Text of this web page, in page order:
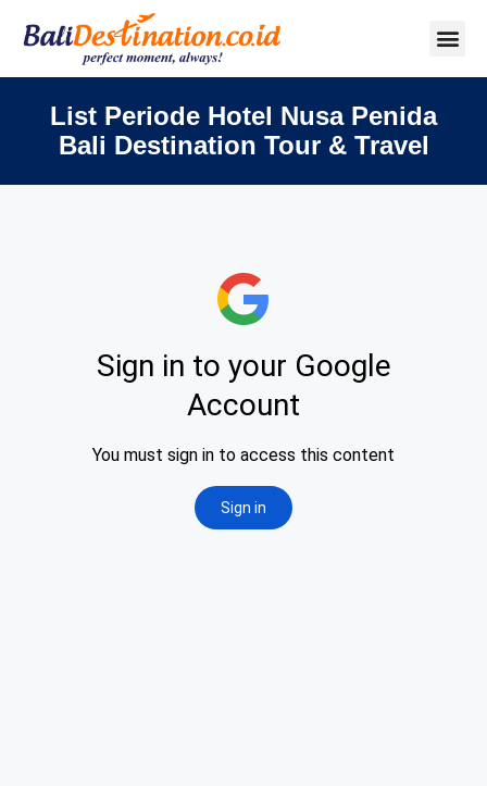
List Periode Hotel Nusa Penida
Bali Destination Tour & Travel